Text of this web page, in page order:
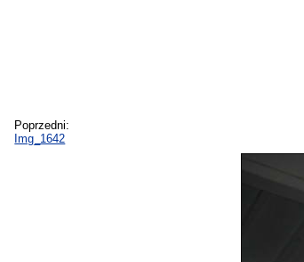
Poprzedni:
Img_1642